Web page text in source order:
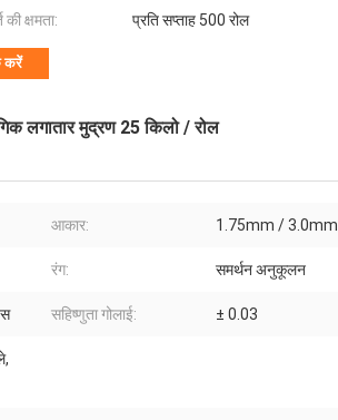
की क्षमता:
प्रति सप्ताह 500 रोल
करें
लगातार मुद्रण 25 किलो / रोल
आकार: 1.75mm / 3.0mm
रंग: समर्थन अनुकूलन
सहिष्णुता गोलाई: ± 0.03